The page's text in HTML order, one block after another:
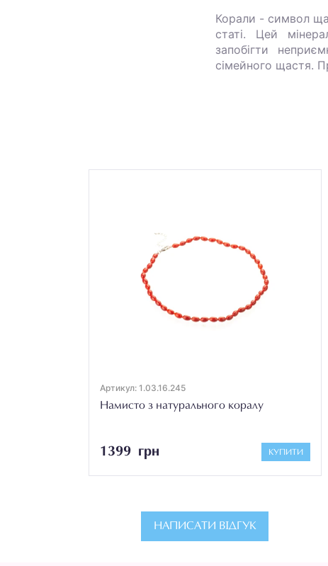
Корали - символ
статі. Цей
запобігти
сімейного щастя.
Артикул: 1.03.16.245
Намисто з натурального коралу
1399 грн КУПИТИ
НАПИСАТИ ВІДГУК